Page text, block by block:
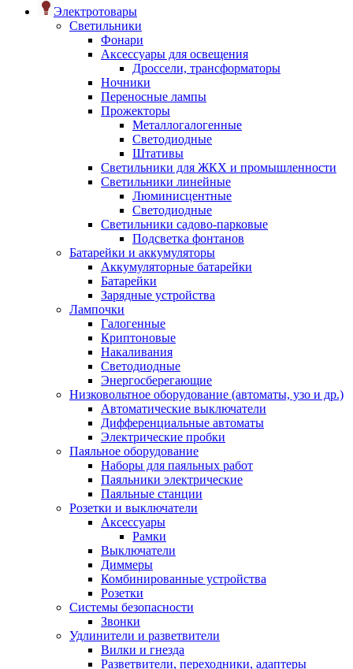
Электротовары
Светильники
Фонари
Аксессуары для освещения
Дроссели, трансформаторы
Ночники
Переносные лампы
Прожекторы
Металлогалогенные
Светодиодные
Штативы
Светильники для ЖКХ и промышленности
Светильники линейные
Люминисцентные
Светодиодные
Светильники садово-парковые
Подсветка фонтанов
Батарейки и аккумуляторы
Аккумуляторные батарейки
Батарейки
Зарядные устройства
Лампочки
Галогенные
Криптоновые
Накаливания
Светодиодные
Энергосберегающие
Низковольтное оборудование (автоматы, узо и др.)
Автоматические выключатели
Дифференциальные автоматы
Электрические пробки
Паяльное оборудование
Наборы для паяльных работ
Паяльники электрические
Паяльные станции
Розетки и выключатели
Аксессуары
Рамки
Выключатели
Диммеры
Комбинированные устройства
Розетки
Системы безопасности
Звонки
Удлинители и разветвители
Вилки и гнезда
Разветвители, переходники, адаптеры